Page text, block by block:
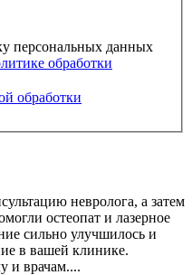
обработки
обработки
невролога, а затем
остеопат и лазерное
сильно улучшилось и
в вашей клинике.
и врачам....